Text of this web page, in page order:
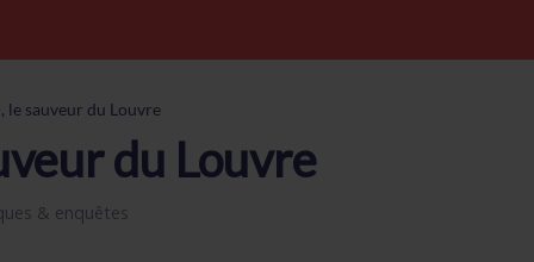
le sauveur du Louvre
du Louvre
& enquêtes